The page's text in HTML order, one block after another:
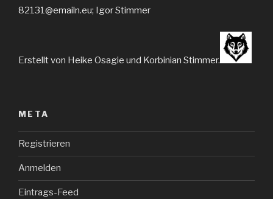
82131@emailn.eu; Igor Stimmer
Erstellt von Heike Osagie und Korbinian Stimmer.
META
Registrieren
Anmelden
Eintrags-Feed